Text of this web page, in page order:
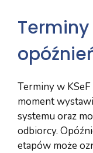
Terminy w
moment
systemu oraz
odbiorcy.
etapów może